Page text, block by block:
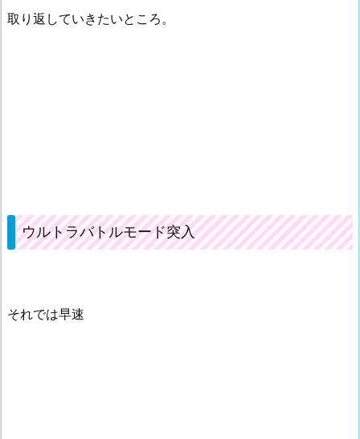
取り返していきたいところ。
ウルトラバトルモード突入
それでは早速